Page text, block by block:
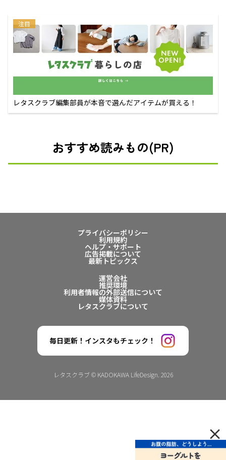
注目
レタスクラブ編集部員が本音で選んだアイテムが買える！
おすすめ読みもの(PR)
プライバシーポリシー
利用規約
ヘルプ・サポート
広告掲載について
最新トピックス
運営会社
推奨環境
利用者情報の外部送信について
媒体資料
レタスクラブについて
毎日更新！インスタもチェック！
レタスクラブ © KADOKAWA LifeDesign. 2026
×